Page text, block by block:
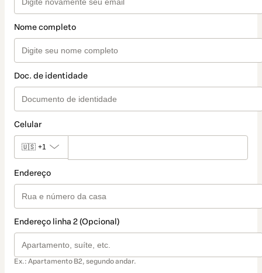
Nome completo
Doc. de identidade
Celular
🇺🇸 +1
Endereço
Endereço linha 2 (Opcional)
Ex.: Apartamento B2, segundo andar.